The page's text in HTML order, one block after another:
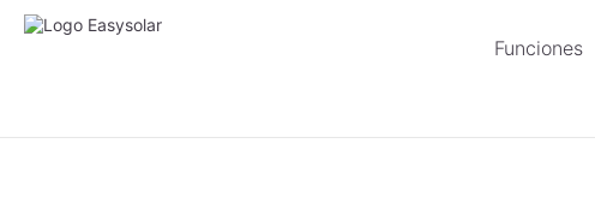
Funciones